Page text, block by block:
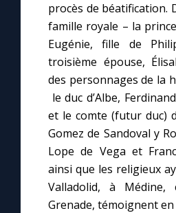
procès de béatification.
famille royale – la
Eugénie, fille de
troisième épouse,
des personnages de la
le duc d’Albe,
et le comte (futur duc)
Gomez de Sandoval y
Lope de Vega et
ainsi que les religieux
Valladolid, à
Grenade, témoignent